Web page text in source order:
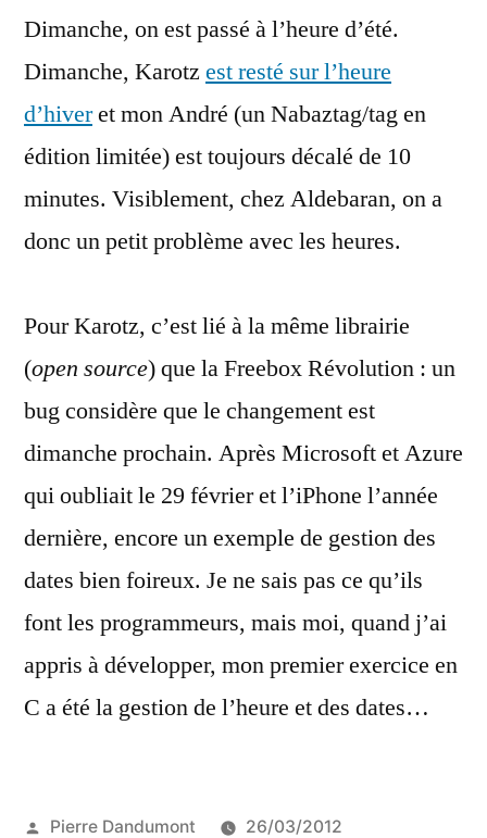
Nabaztag
pas
les
horloges
Dimanche, on est passé à l’heure d’été.
Dimanche, Karotz est resté sur l’heure
d’hiveret mon André (un Nabaztag/tag en
édition limitée) est toujours décalé de 10
minutes. Visiblement, chez Aldebaran, on a
donc un petit problème avec les heures.
Pour Karotz, c’est lié à la même librairie
(open source) que la Freebox Révolution : un
bug considère que le changement est
dimanche prochain. Après Microsoft et Azure
qui oubliait le 29 février et l’iPhone l’année
dernière, encore un exemple de gestion des
dates bien foireux. Je ne sais pas ce qu’ils
font les programmeurs, mais moi, quand j’ai
appris à développer, mon premier exercice en
C a été la gestion de l’heure et des dates…
Publié
Pierre Dandumont
26/03/2012